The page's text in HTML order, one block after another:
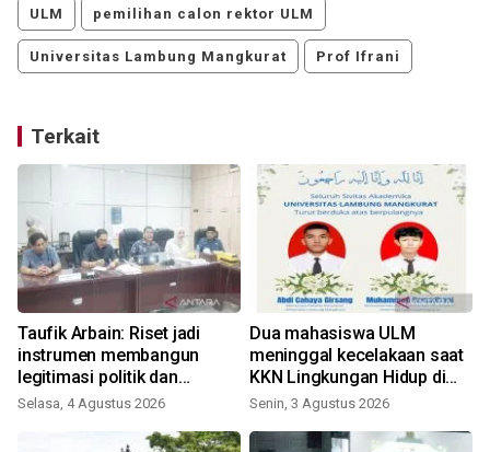
ULM pemilihan calon rektor ULM
Universitas Lambung Mangkurat Prof Ifrani
Terkait
Taufik Arbain: Riset jadi
instrumen membangun
legitimasi politik dan
administratif DOB Gambut
Selasa, 4 Agustus 2026
Dua mahasiswa ULM
meninggal kecelakaan saat
KKN Lingkungan Hidup di
Tanbu
Senin, 3 Agustus 2026